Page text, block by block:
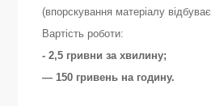
(впорскування матеріалу
Вартість роботи:
- 2,5 гривни за хвилину;
— 150 гривень на годину.